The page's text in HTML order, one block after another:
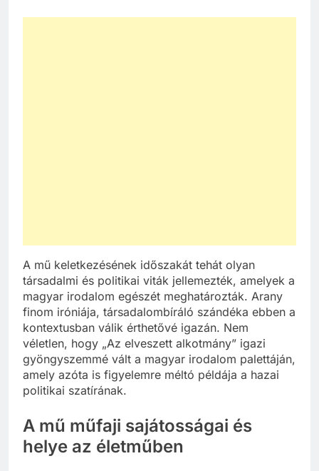
A mű keletkezésének időszakát tehát olyan
társadalmi és politikai viták jellemezték, amelyek a
magyar irodalom egészét meghatározták. Arany
finom iróniája, társadalombíráló szándéka ebben a
kontextusban válik érthetővé igazán. Nem
véletlen, hogy „Az elveszett alkotmány” igazi
gyöngyszemmé vált a magyar irodalom palettáján,
amely azóta is figyelemre méltó példája a hazai
politikai szatírának.
A mű műfaji sajátosságai és
helye az életműben